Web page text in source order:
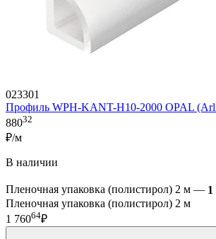
023301
Профиль WPH-KANT-H10-2000 OPAL
88032
₽/м
В наличии
Пленочная упаковка (полистирол) 2 м — 1
Пленочная упаковка (полистирол) 2 м
1 76064₽